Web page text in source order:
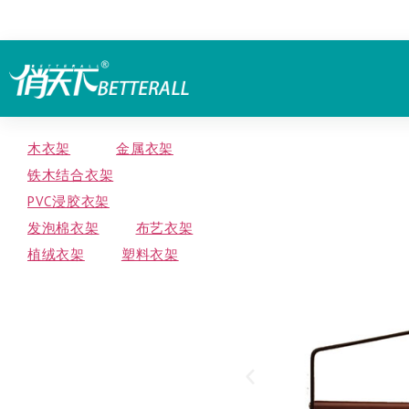
木衣架
金属衣架
铁木结合衣架
PVC浸胶衣架
发泡棉衣架
布艺衣架
植绒衣架
塑料衣架